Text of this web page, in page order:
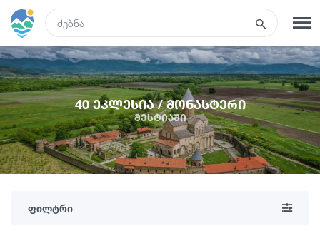
რეგისტრაცია შესვლა
რა ვნახოთ
ტურები
40 ეკლესია / მონასტერი
მესტიაში
ფილტრი